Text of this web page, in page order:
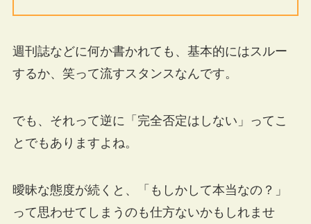
週刊誌などに何か書かれても、基本的にはスルー
するか、笑って流すスタンスなんです。
でも、それって逆に「完全否定はしない」ってこ
とでもありますよね。
曖昧な態度が続くと、「もしかして本当なの？」
って思わせてしまうのも仕方ないかもしれませ